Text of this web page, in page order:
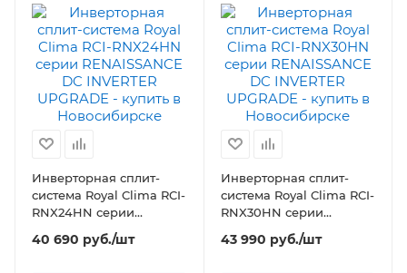
Инверторная сплит-
система Royal Clima RCI-
RNX24HN серии
RENAISSANCE DC
INVERTER UPGRADE
40 690 руб./шт
Инверторная сплит-
система Royal Clima RCI-
RNX30HN серии
RENAISSANCE DC
INVERTER UPGRADE
43 990 руб./шт